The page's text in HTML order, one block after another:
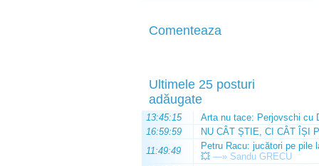
Comenteaza
Ultimele 25 posturi
adăugate
13:45:15
Arta nu tace: Perjovschi cu
16:59:59
NU CÂT ȘTIE, CI CÂT ÎȘI
11:49:49
Petru Racu: jucători pe pile
💥 —» Sandu GRECU